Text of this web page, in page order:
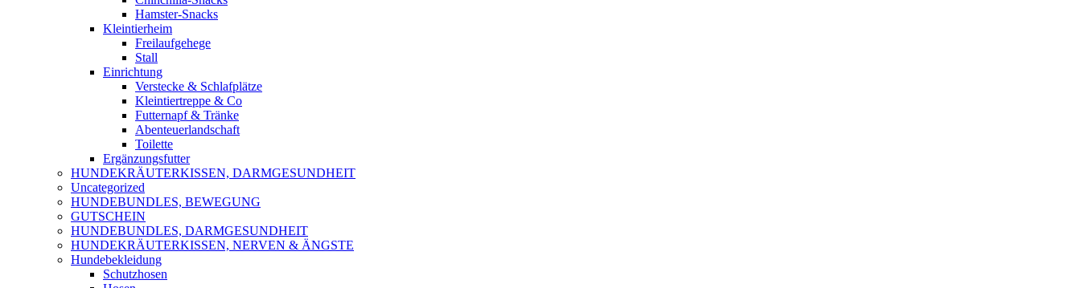
Hamster-Snacks
Kleintierheim
Freilaufgehege
Stall
Einrichtung
Verstecke & Schlafplätze
Kleintiertreppe & Co
Futternapf & Tränke
Abenteuerlandschaft
Toilette
Ergänzungsfutter
HUNDEKRÄUTERKISSEN, DARMGESUNDHEIT
Uncategorized
HUNDEBUNDLES, BEWEGUNG
GUTSCHEIN
HUNDEBUNDLES, DARMGESUNDHEIT
HUNDEKRÄUTERKISSEN, NERVEN & ÄNGSTE
Hundebekleidung
Schutzhosen